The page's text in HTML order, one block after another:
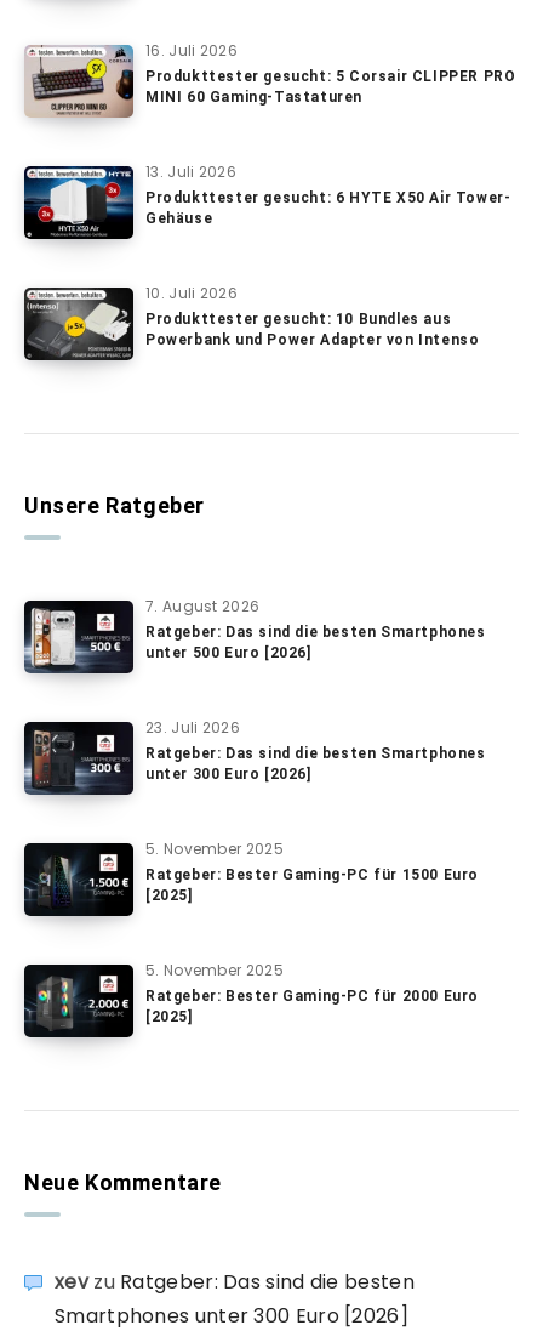
16. Juli 2026
Produkttester gesucht: 5 Corsair CLIPPER PRO
MINI 60 Gaming-Tastaturen
13. Juli 2026
Produkttester gesucht: 6 HYTE X50 Air Tower-
Gehäuse
10. Juli 2026
Produkttester gesucht: 10 Bundles aus
Powerbank und Power Adapter von Intenso
Unsere Ratgeber
7. August 2026
Ratgeber: Das sind die besten Smartphones
unter 500 Euro [2026]
23. Juli 2026
Ratgeber: Das sind die besten Smartphones
unter 300 Euro [2026]
5. November 2025
Ratgeber: Bester Gaming-PC für 1500 Euro
[2025]
5. November 2025
Ratgeber: Bester Gaming-PC für 2000 Euro
[2025]
Neue Kommentare
xevzu Ratgeber: Das sind die besten
Smartphones unter 300 Euro [2026]